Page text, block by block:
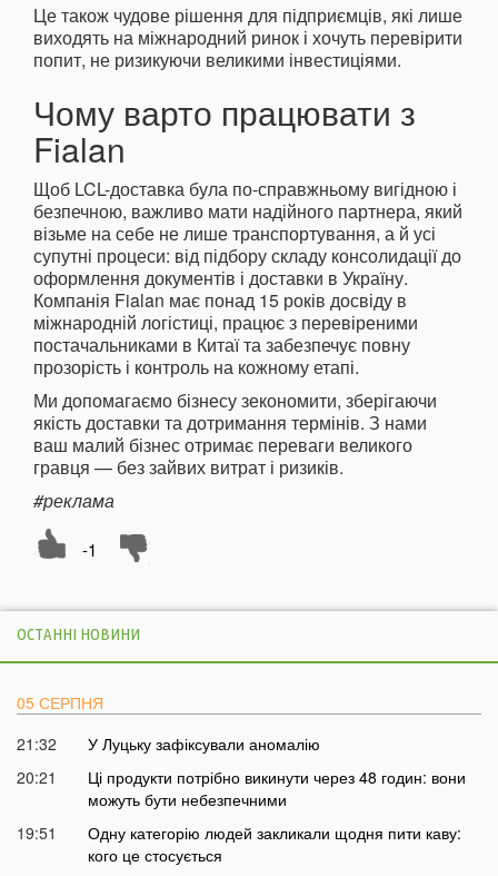
Це також чудове рішення для підприємців, які лише
виходять на міжнародний ринок і хочуть перевірити
попит, не ризикуючи великими інвестиціями.
Чому варто працювати з
Fialan
Щоб LCL-доставка була по-справжньому вигідною і
безпечною, важливо мати надійного партнера, який
візьме на себе не лише транспортування, а й усі
супутні процеси: від підбору складу консолидації до
оформлення документів і доставки в Україну.
Компанія Fialan має понад 15 років досвіду в
міжнародній логістиці, працює з перевіреними
постачальниками в Китаї та забезпечує повну
прозорість і контроль на кожному етапі.
Ми допомагаємо бізнесу зекономити, зберігаючи
якість доставки та дотримання термінів. З нами
ваш малий бізнес отримає переваги великого
гравця — без зайвих витрат і ризиків.
#реклама
-1
ОСТАННІ НОВИНИ
05 СЕРПНЯ
21:32
У Луцьку зафіксували аномалію
20:21
Ці продукти потрібно викинути через 48 годин: вони
можуть бути небезпечними
19:51
Одну категорію людей закликали щодня пити каву:
кого це стосується